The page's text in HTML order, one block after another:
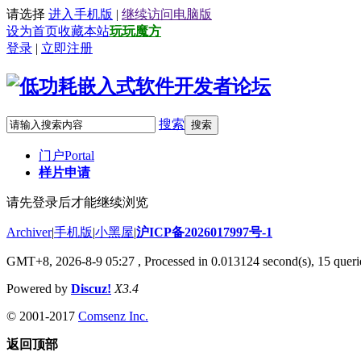
请选择 进入手机版 | 继续访问电脑版
设为首页收藏本站玩玩魔方
登录 | 立即注册
搜索 搜索
门户Portal
样片申请
请先登录后才能继续浏览
Archiver|手机版|小黑屋|沪ICP备2026017997号-1
GMT+8, 2026-8-9 05:27 , Processed in 0.013124 second(s), 15
Powered by Discuz! X3.4
© 2001-2017 Comsenz Inc.
返回顶部